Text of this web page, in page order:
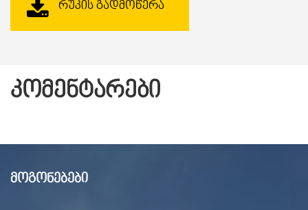
ᲠᲣᲙᲘᲡ ᲒᲐᲓᲛᲝᲬᲔᲠᲐ
ᲙᲝᲛᲔᲜᲢᲐᲠᲔᲑᲘ
ᲛᲝᲒᲝᲜᲔᲑᲔᲑᲘ